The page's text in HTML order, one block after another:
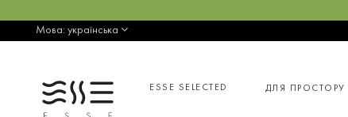
Мова: українська
ESSE SELECTED ДЛЯ ПРОСТОРУ